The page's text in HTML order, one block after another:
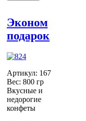
Эконом
подарок
Артикул: 167
Вес: 800 гр
Вкусные и
недорогие
конфеты